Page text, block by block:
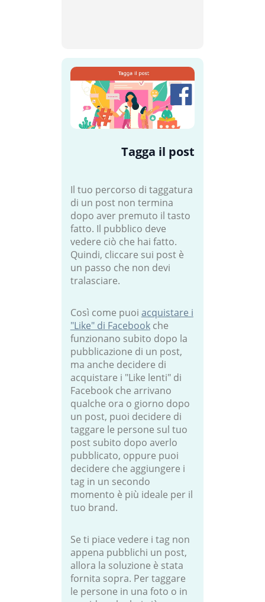
Tagga il post
Il tuo percorso di taggatura
di un post non termina
dopo aver premuto il tasto
fatto. Il pubblico deve
vedere ciò che hai fatto.
Quindi, cliccare sui post è
un passo che non devi
tralasciare.
Così come puoi acquistare i
"Like" di Facebookche
funzionano subito dopo la
pubblicazione di un post,
ma anche decidere di
acquistare i "Like lenti" di
Facebook che arrivano
qualche ora o giorno dopo
un post, puoi decidere di
taggare le persone sul tuo
post subito dopo averlo
pubblicato, oppure puoi
decidere che aggiungere i
tag in un secondo
momento è più ideale per il
tuo brand.
Se ti piace vedere i tag non
appena pubblichi un post,
allora la soluzione è stata
fornita sopra. Per taggare
le persone in una foto o in